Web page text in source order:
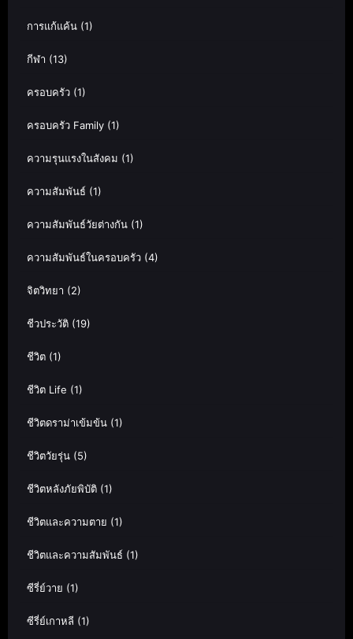
การแก้แค้น (1)
กีฬา (13)
ครอบครัว (1)
ครอบครัว Family (1)
ความรุนแรงในสังคม (1)
ความสัมพันธ์ (1)
ความสัมพันธ์วัยต่างกัน (1)
ความสัมพันธ์ในครอบครัว (4)
จิตวิทยา (2)
ชีวประวัติ (19)
ชีวิต (1)
ชีวิต Life (1)
ชีวิตดราม่าเข้มข้น (1)
ชีวิตวัยรุ่น (5)
ชีวิตหลังภัยพิบัติ (1)
ชีวิตและความตาย (1)
ชีวิตและความสัมพันธ์ (1)
ซีรี่ย์วาย (1)
ซีรี่ย์เกาหลี (1)